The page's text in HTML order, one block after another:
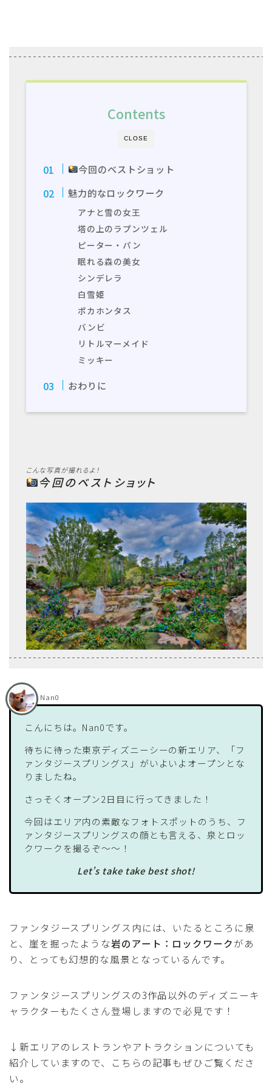
CLOSE
Contents
今回のベストショット
魅力的なロックワーク
アナと雪の女王
塔の上のラプンツェル
ピーター・パン
眠れる森の美女
シンデレラ
白雪姫
ポカホンタス
バンビ
リトルマーメイド
ミッキー
おわりに
こんな写真が撮れるよ！
今回のベストショット
こんにちは。Nan0です。
待ちに待った東京ディズニーシーの新エリア、「フ
ァンタジースプリングス」がいよいよオープンとな
りましたね。
さっそくオープン2日目に行ってきました！
今回はエリア内の素敵なフォトスポットのうち、フ
ァンタジースプリングスの顔とも言える、泉とロッ
クワークを撮るぞ〜〜！
Let’s take take best shot!
Nan0
ファンタジースプリングス内には、いたるところに泉
と、崖を掘ったような岩のアート：ロックワークがあ
り、とっても幻想的な風景となっているんです。
ファンタジースプリングスの3作品以外のディズニーキ
ャラクターもたくさん登場しますので必見です！
↓新エリアのレストランやアトラクションについても
紹介していますので、こちらの記事もぜひご覧くださ
い。